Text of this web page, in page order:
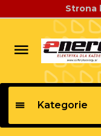
Strona
Kategorie